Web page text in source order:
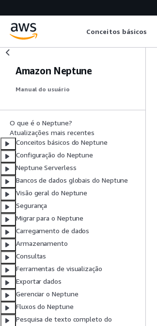
Conceitos básicos
Amazon Neptune
Manual do usuário
O que é o Neptune?
Atualizações mais recentes
Conceitos básicos do Neptune
Configuração do Neptune
Neptune Serverless
Bancos de dados globais do Neptune
Visão geral do Neptune
Segurança
Migrar para o Neptune
Carregamento de dados
Armazenamento
Consultas
Ferramentas de visualização
Exportar dados
Gerenciar o Neptune
Fluxos do Neptune
Pesquisa de texto completo do